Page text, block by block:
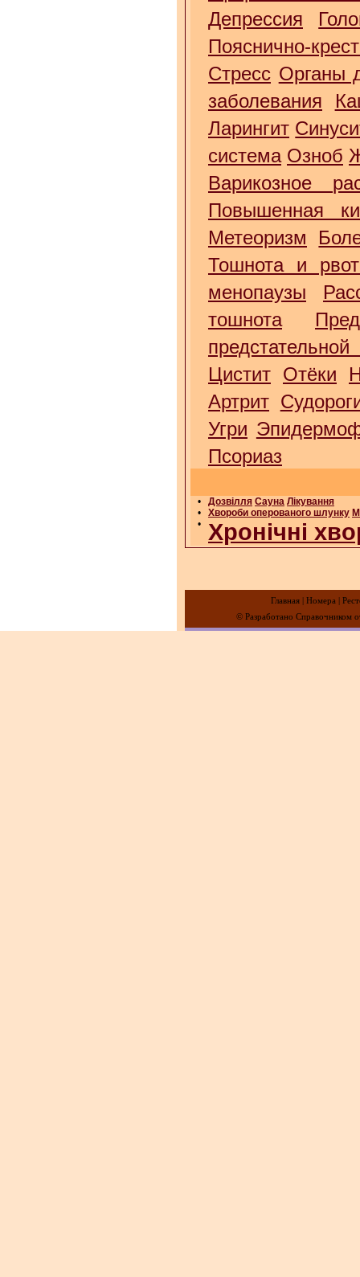
Депрессия
Пояснично-
Стресс Органы
заболевания
Ларингит
система Озноб
Варикозное
Повышенная
Метеоризм
Тошнота и
менопаузы
тошнота
Цистит Отёки
Артрит
Угри
Псориаз
• Дозвілля Сауна Лікування
•
Хвороби оперованого шлунку
•
Хронічні
Главная | Номера |
© Разработано Справочником